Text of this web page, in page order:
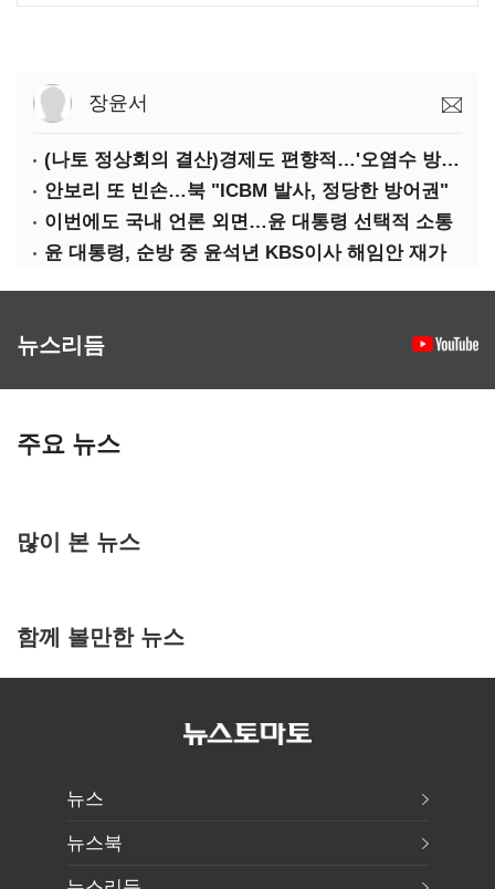
장윤서
(나토 정상회의 결산)경제도 편향적…'오염수 방류'만 용인
안보리 또 빈손…북 "ICBM 발사, 정당한 방어권"
이번에도 국내 언론 외면…윤 대통령 선택적 소통
윤 대통령, 순방 중 윤석년 KBS이사 해임안 재가
뉴스리듬
주요 뉴스
많이 본 뉴스
함께 볼만한 뉴스
뉴스
뉴스북